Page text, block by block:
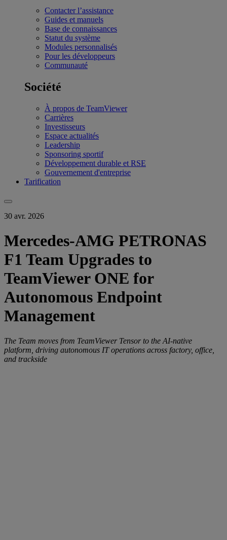
Contacter l’assistance
Guides et manuels
Base de connaissances
Statut du système
Modules personnalisés
Pour les développeurs
Communauté
Société
À propos de TeamViewer
Carrières
Investisseurs
Espace actualités
Leadership
Sponsoring sportif
Développement durable et RSE
Gouvernement d'entreprise
Tarification
30 avr. 2026
Mercedes-AMG PETRONAS
F1 Team Upgrades to
TeamViewer ONE for
Autonomous Endpoint
Management
The Team moves from TeamViewer Tensor to the AI-native
platform, driving autonomous IT operations across factory, office,
and trackside